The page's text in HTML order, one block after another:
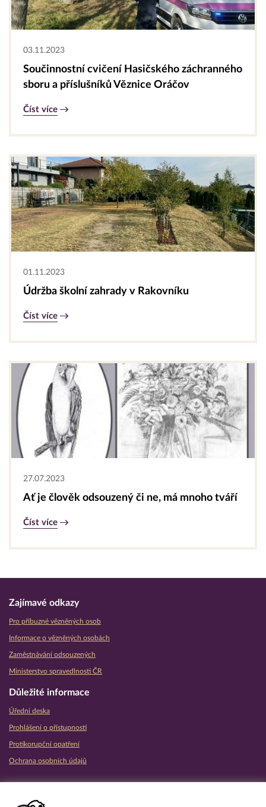
03.11.2023
Součinnostní cvičení Hasičského záchranného
sboru a příslušníků Věznice Oráčov
Číst více
01.11.2023
Údržba školní zahrady v Rakovníku
Číst více
27.07.2023
Ať je člověk odsouzený či ne, má mnoho tváří
Číst více
Zajímavé odkazy
Pro příbuzné vězněných osob
Informace o vězněných osobách
Zaměstnávání odsouzených
Ministerstvo spravedlnosti ČR
Důležité informace
Úřední deska
Prohlášení o přístupnosti
Protikorupční opatření
Ochrana osobních údajů